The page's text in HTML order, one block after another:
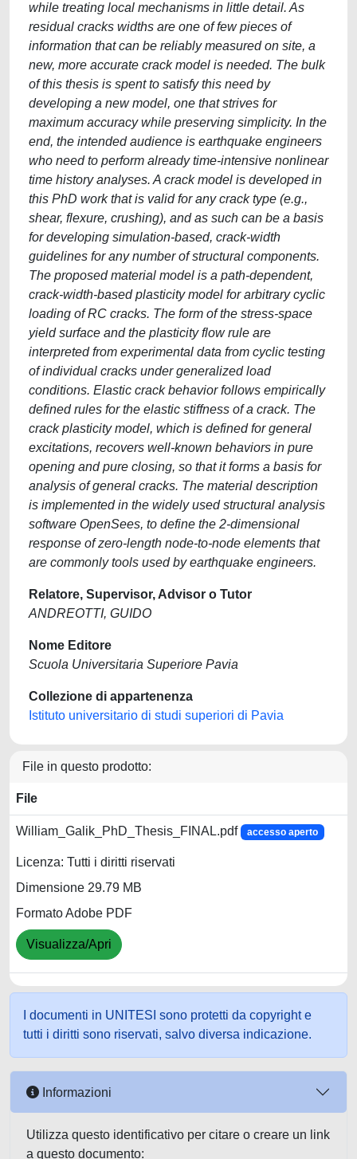
while treating local mechanisms in little detail. As
residual cracks widths are one of few pieces of
information that can be reliably measured on site, a
new, more accurate crack model is needed. The bulk
of this thesis is spent to satisfy this need by
developing a new model, one that strives for
maximum accuracy while preserving simplicity. In the
end, the intended audience is earthquake engineers
who need to perform already time-intensive nonlinear
time history analyses. A crack model is developed in
this PhD work that is valid for any crack type (e.g.,
shear, flexure, crushing), and as such can be a basis
for developing simulation-based, crack-width
guidelines for any number of structural components.
The proposed material model is a path-dependent,
crack-width-based plasticity model for arbitrary cyclic
loading of RC cracks. The form of the stress-space
yield surface and the plasticity flow rule are
interpreted from experimental data from cyclic testing
of individual cracks under generalized load
conditions. Elastic crack behavior follows empirically
defined rules for the elastic stiffness of a crack. The
crack plasticity model, which is defined for general
excitations, recovers well-known behaviors in pure
opening and pure closing, so that it forms a basis for
analysis of general cracks. The material description
is implemented in the widely used structural analysis
software OpenSees, to define the 2-dimensional
response of zero-length node-to-node elements that
are commonly tools used by earthquake engineers.
Relatore, Supervisor, Advisor o Tutor
ANDREOTTI, GUIDO
Nome Editore
Scuola Universitaria Superiore Pavia
Collezione di appartenenza
Istituto universitario di studi superiori di Pavia
File in questo prodotto:
File
William_Galik_PhD_Thesis_FINAL.pdf accesso aperto
Licenza: Tutti i diritti riservati
Dimensione 29.79 MB
Formato Adobe PDF
Visualizza/Apri
I documenti in UNITESI sono protetti da copyright e
tutti i diritti sono riservati, salvo diversa indicazione.
Informazioni
Utilizza questo identificativo per citare o creare un link
a questo documento: